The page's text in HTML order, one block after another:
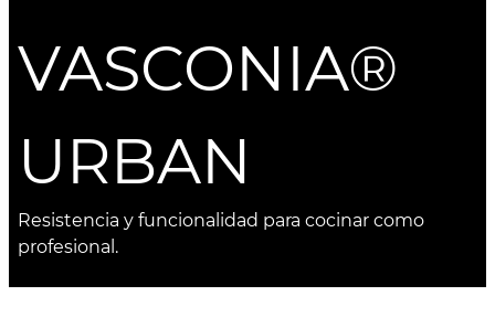
VASCONIA®
URBAN
Resistencia y funcionalidad para cocinar como
profesional.